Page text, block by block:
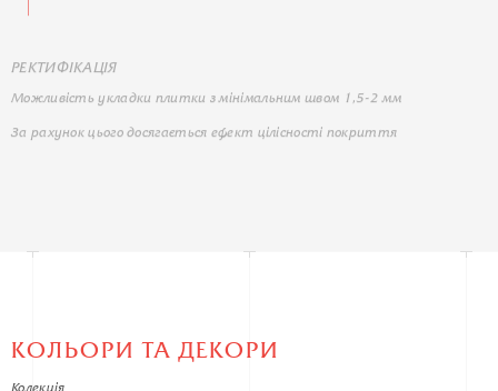
РЕКТИФІКАЦІЯ
Можливість укладки плитки з мінімальним швом 1,5-2 мм
За рахунок цього досягається ефект цілісності покриття
КОЛЬОРИ ТА ДЕКОРИ
Колекція